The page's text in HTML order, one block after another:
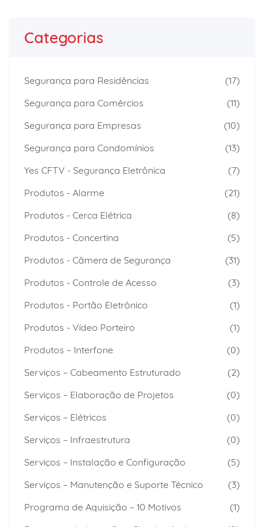
Categorias
Segurança para Residências
(17)
Segurança para Comércios
(11)
Segurança para Empresas
(10)
Segurança para Condomínios
(13)
Yes CFTV - Segurança Eletrônica
(7)
Produtos - Alarme
(21)
Produtos - Cerca Elétrica
(8)
Produtos - Concertina
(5)
Produtos - Câmera de Segurança
(31)
Produtos - Controle de Acesso
(3)
Produtos - Portão Eletrônico
(1)
Produtos - Vídeo Porteiro
(1)
Produtos – Interfone
(0)
Serviços – Cabeamento Estruturado
(2)
Serviços – Elaboração de Projetos
(0)
Serviços – Elétricos
(0)
Serviços – Infraestrutura
(0)
Serviços – Instalação e Configuração
(5)
Serviços – Manutenção e Suporte Técnico
(3)
Programa de Aquisição – 10 Motivos
(1)